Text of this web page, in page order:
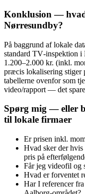
Konklusion —
Nørresundby?
På baggrund af lokale
standard TV‑inspektion
1.200–2.000 kr. (inkl.
præcis lokalisering stiger
tabellerne ovenfor som
video/rapport — det
Spørg mig — eller
til lokale firmaer
Er prisen inkl.
Hvad sker der
pris på
Får jeg videofil og
Hvad er forventet
Har I referencer